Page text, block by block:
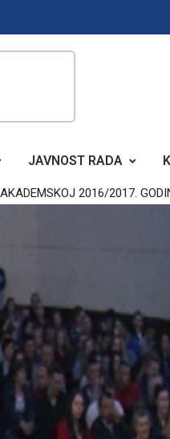
JAVNOST RADA
2016/2017.